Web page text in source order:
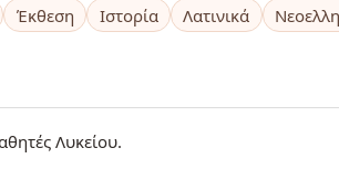
Έκθεση Ιστορία Λατινικά
Λυκείου